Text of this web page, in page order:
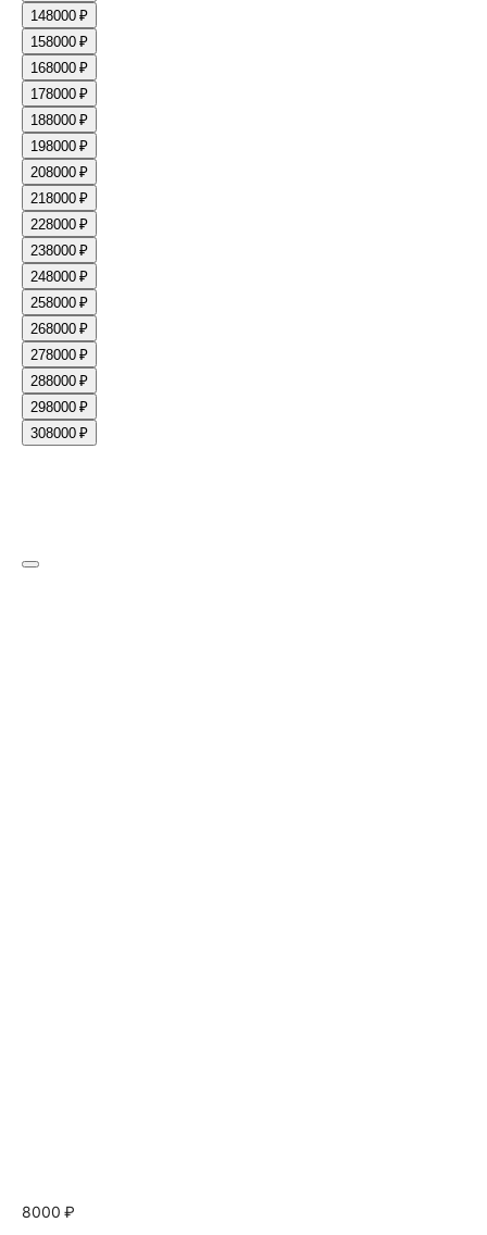
148000 ₽
158000 ₽
168000 ₽
178000 ₽
188000 ₽
198000 ₽
208000 ₽
218000 ₽
228000 ₽
238000 ₽
248000 ₽
258000 ₽
268000 ₽
278000 ₽
288000 ₽
298000 ₽
308000 ₽
8000 ₽